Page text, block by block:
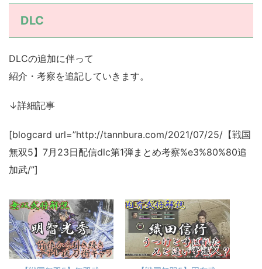
DLC
DLCの追加に伴って
紹介・考察を追記していきます。
↓詳細記事
[blogcard url=”http://tannbura.com/2021/07/25/【戦国
無双5】7月23日配信dlc第1弾まとめ考察%e3%80%80追
加武/”]